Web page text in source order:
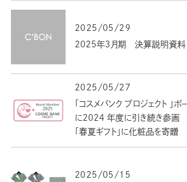
2025/05/29
2025年３月期 決算説明資料
2025/05/27
「コスメバンク プロジェクト 」
に2024 年度に引き続き参画
「春夏ギフト」に化粧品を寄贈
2025/05/15